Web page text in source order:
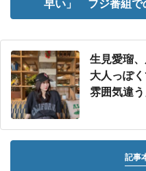
早い」 フジ番組で
生見愛瑠
大人っぽ
雰囲気違
記事